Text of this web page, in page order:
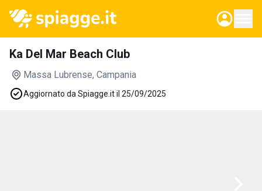
Ka Del Mar Beach Club
Massa Lubrense, Campania
Aggiornato da Spiagge.it il 25/09/2025